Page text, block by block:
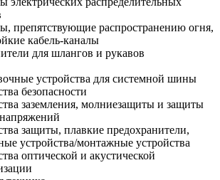
препятствующие распространению огня,
кабель-каналы
для шлангов и рукавов
устройства для системной шины
безопасности
заземления, молниезащиты и защиты
защиты, плавкие предохранители,
устройства/монтажные устройства
оптической и акустической